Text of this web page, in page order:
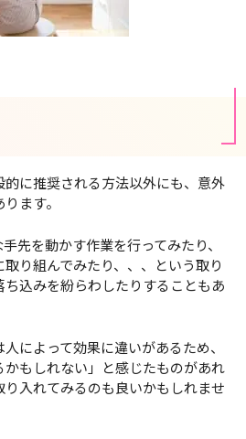
的に推奨される方法以外にも、意外
ます。
先を動かす作業を行ってみたり、
り組んでみたり、、、という取り
込みを紛らわしたりすることもあ
によって効果に違いがあるため、
かもしれない」と感じたものがあれ
入れてみるのも良いかもしれませ